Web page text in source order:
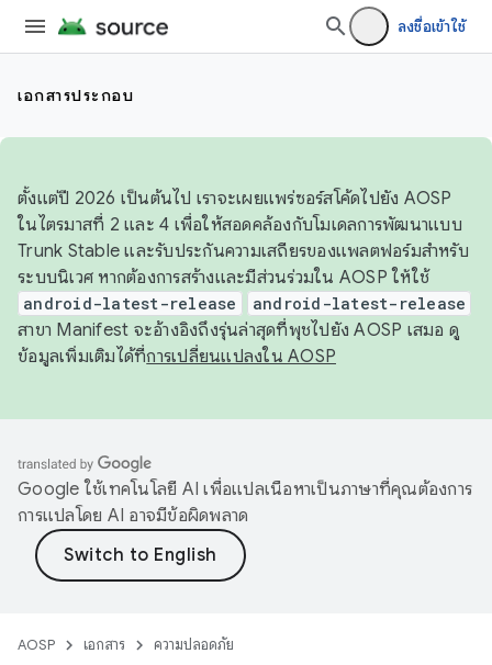
ลงชื่อเข้าใช้
เอกสารประกอบ
ตั้งแต่ปี 2026 เป็นต้นไป เราจะเผยแพร่ซอร์สโค้ดไปยัง AOSP
ในไตรมาสที่ 2 และ 4 เพื่อให้สอดคล้องกับโมเดลการพัฒนาแบบ
Trunk Stable และรับประกันความเสถียรของแพลตฟอร์มสำหรับ
ระบบนิเวศ หากต้องการสร้างและมีส่วนร่วมใน AOSP ให้ใช้
android-latest-release android-latest-release
สาขา Manifest จะอ้างอิงถึงรุ่นล่าสุดที่พุชไปยัง AOSP เสมอ ดู
ข้อมูลเพิ่มเติมได้ที่การเปลี่ยนแปลงใน AOSP
Google ใช้เทคโนโลยี AI เพื่อแปลเนื้อหาเป็นภาษาที่คุณต้องการ
การแปลโดย AI อาจมีข้อผิดพลาด
AOSP เอกสาร ความปลอดภัย